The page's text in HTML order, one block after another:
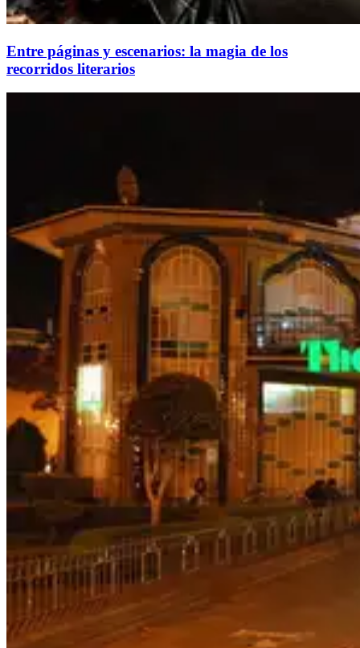
Entre páginas y escenarios: la magia de los
recorridos literarios